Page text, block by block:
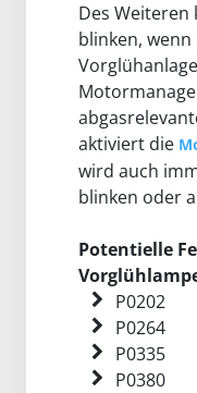
Des
blinken,
aktiviert die
wird auch
blinken oder
Potentielle
P0202
P0264
P0335
P0380